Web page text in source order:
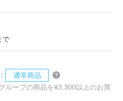
で
通常商品
ループの商品を¥3,300以上のお買